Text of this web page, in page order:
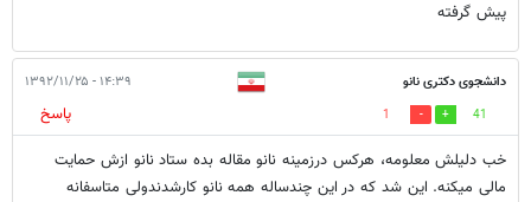
پیش گرفته
دانشجوی دکتری نانو ۱۴:۳۹ - ۱۳۹۲/۱۱/۲۵
41
1
پاسخ
خب دلیلش معلومه، هرکس درزمینه نانو مقاله بده ستاد نانو ازش حمایت
مالی میکنه. این شد که در این چندساله همه نانو کارشدندولی متاسفانه